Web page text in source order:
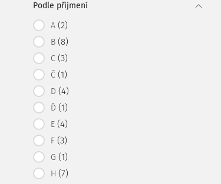
Podle příjmení
A (2)
B (8)
C (3)
Č (1)
D (4)
Ď (1)
E (4)
F (3)
G (1)
H (7)